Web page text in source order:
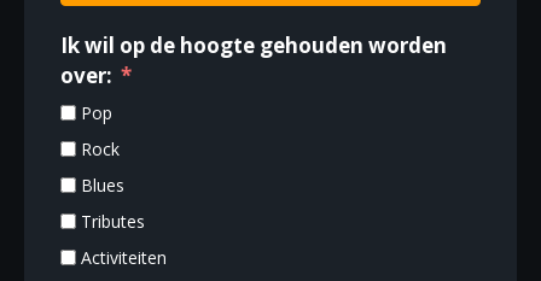
Ik wil op de hoogte gehouden worden
over:
Pop
Rock
Blues
Tributes
Activiteiten